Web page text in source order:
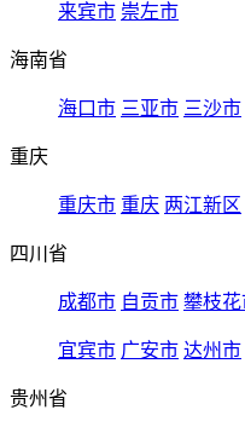
来宾市 崇左市
海南省
海口市 三亚市 三沙市
重庆
重庆市 重庆 两江新区
四川省
成都市 自贡市 攀枝花
宜宾市 广安市 达州市
贵州省